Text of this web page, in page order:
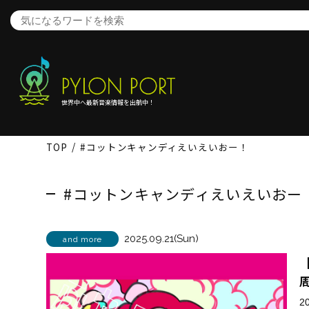
世界中へ最新音楽情報を出航中！
TOP #コットンキャンディえいえいおー！
#コットンキャンディえいえいおー
and more 2025.09.21(Sun)